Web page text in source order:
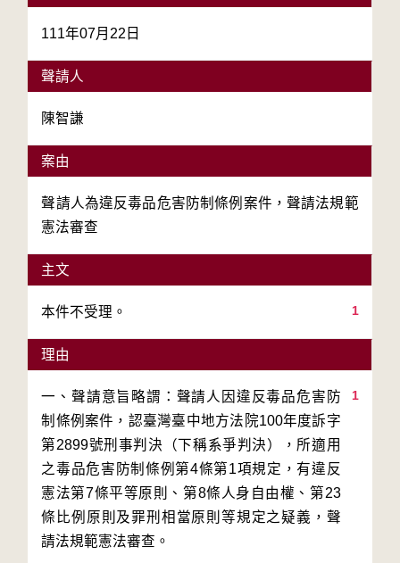
111年07月22日
聲請人
陳智謙
案由
聲請人為違反毒品危害防制條例案件，聲請法規範
憲法審查
主文
1
理由
1
一、聲請意旨略謂：聲請人因違反毒品危害防
制條例案件，認臺灣臺中地方法院100年度訴字
第2899號刑事判決（下稱系爭判決），所適用
之毒品危害防制條例第4條第1項規定，有違反
憲法第7條平等原則、第8條人身自由權、第23
條比例原則及罪刑相當原則等規定之疑義，聲